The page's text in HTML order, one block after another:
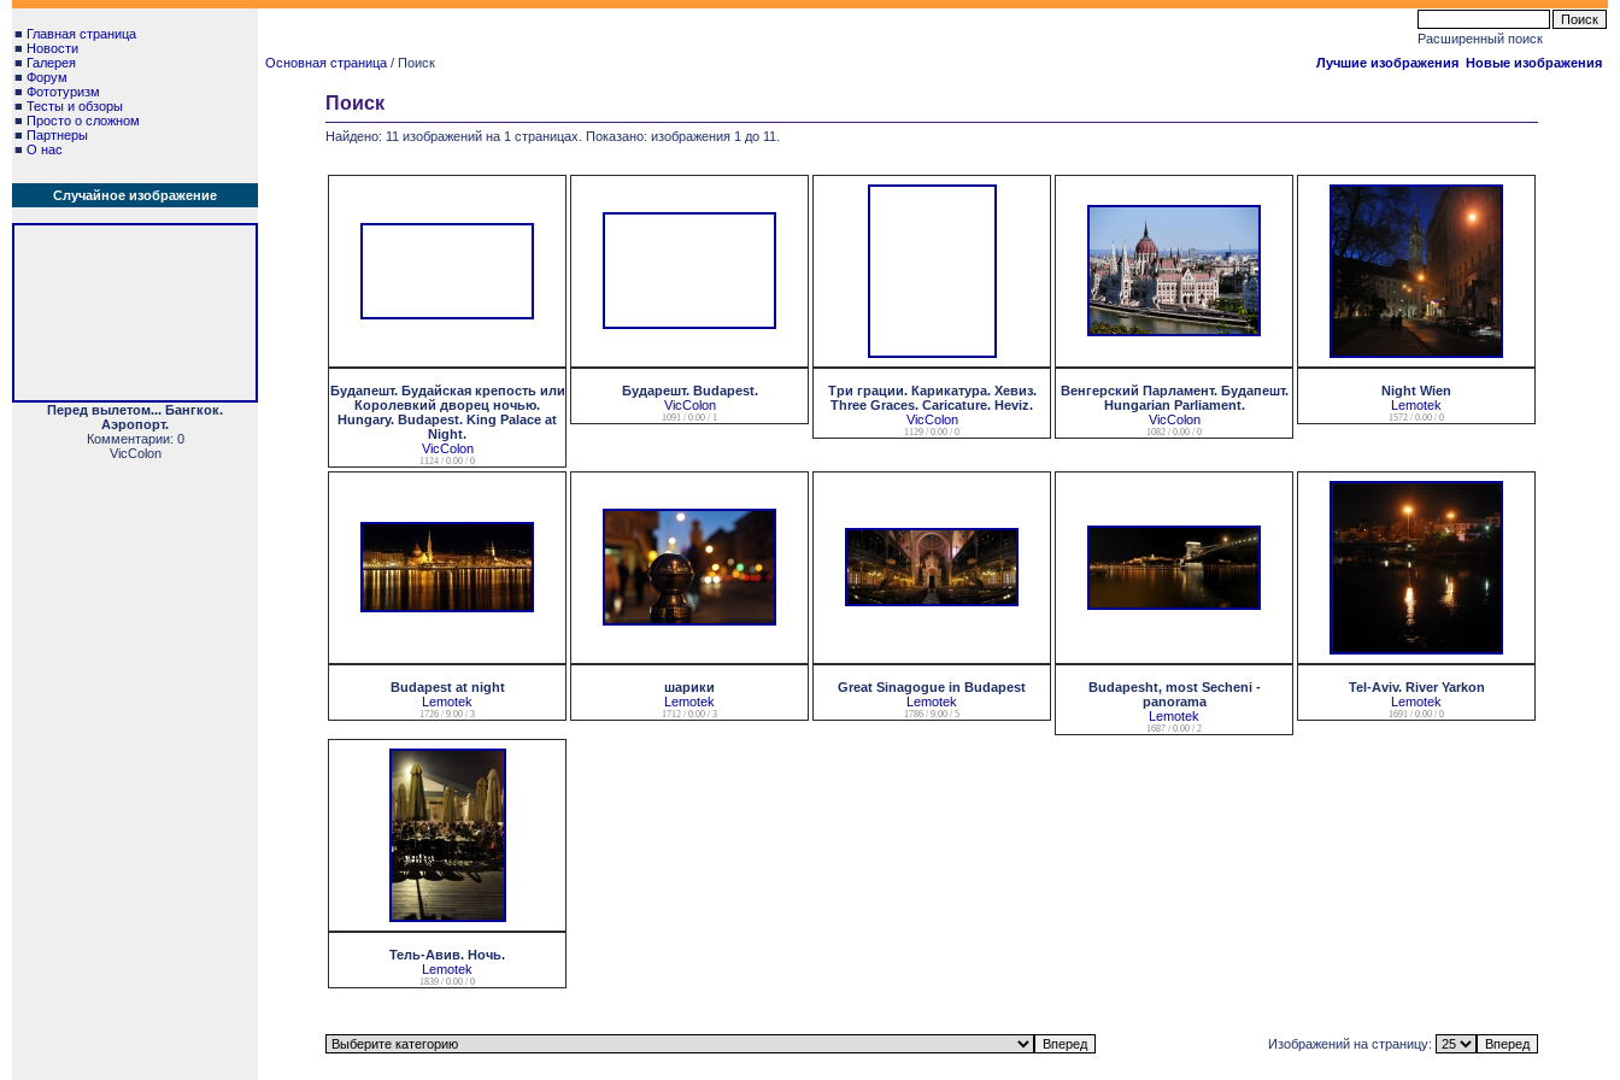
■ Главная страница
■ Новости
■ Галерея
■ Форум
■ Фототуризм
■ Тесты и обзоры
■ Просто о сложном
■ Партнеры
■ О нас
Случайное изображение
Перед вылетом... Бангкок.
Аэропорт.
Комментарии: 0
VicColon
Расширенный поиск
Основная страница / Поиск Лучшие изображения Новые изображения
Поиск
Найдено: 11 изображений на 1 страницах. Показано: изображения 1 до 11.
Будапешт. Будайская крепость или
Королевкий дворец ночью.
Hungary. Budapest. King Palace at
Night.
VicColon
1124 / 0.00 / 0
Бударешт. Budapest.
VicColon
1091 / 0.00 / 1
Три грации. Карикатура. Хевиз.
Three Graces. Caricature. Heviz.
VicColon
1129 / 0.00 / 0
Венгерский Парламент. Будапешт.
Hungarian Parliament.
VicColon
1082 / 0.00 / 0
Night Wien
Lemotek
1572 / 0.00 / 0
Budapest at night
Lemotek
1726 / 9.00 / 3
шарики
Lemotek
1712 / 0.00 / 3
Great Sinagogue in Budapest
Lemotek
1786 / 9.00 / 5
Budapesht, most Secheni -
panorama
Lemotek
1687 / 0.00 / 2
Tel-Aviv. River Yarkon
Lemotek
1691 / 0.00 / 0
Тель-Авив. Ночь.
Lemotek
1839 / 0.00 / 0
Изображений на страницу: